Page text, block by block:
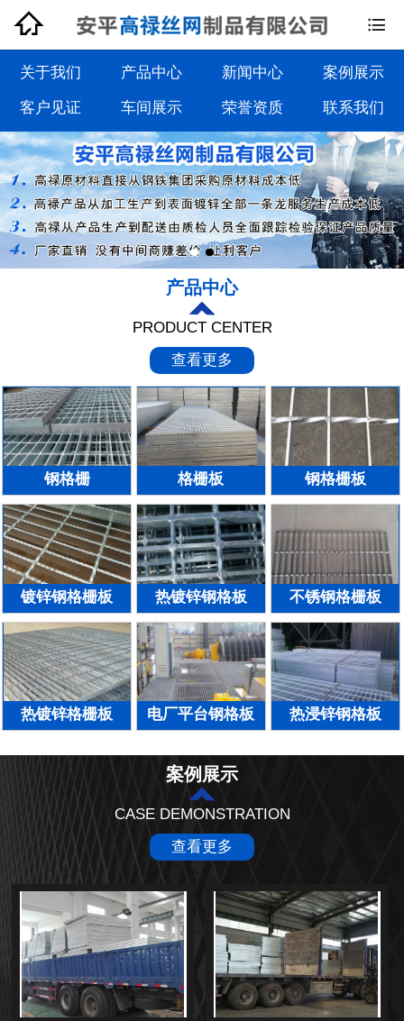
钢格板系列
钢格栅板系列
沟盖板系列
踏步板系列


关于我们 产品中心 新闻中心 案例展示
客户见证 车间展示 荣誉资质 联系我们
产品中心
PRODUCT CENTER
查看更多
钢格栅 格栅板 钢格栅板
镀锌钢格栅板 热镀锌钢格板 不锈钢格栅板
热镀锌格栅板 电厂平台钢格板 热浸锌钢格板
案例展示
CASE DEMONSTRATION
查看更多